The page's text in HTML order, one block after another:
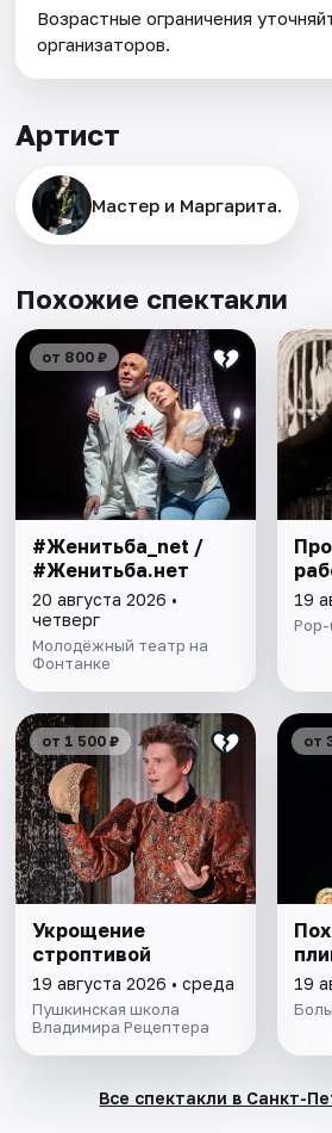
Возрастные ограничения
организаторов.
Артист
Мастер и Маргарита.
Похожие спектакли
от 800 ₽
#Женитьба_net /
#Женитьба.нет
20 августа 2026 •
четверг
Молодёжный театр на
Фонтанке
19
от 1 500 ₽
Укрощение
строптивой
19 августа 2026 • среда
Пушкинская школа
Владимира Рецептера
от
19
Все спектакли в Санкт-